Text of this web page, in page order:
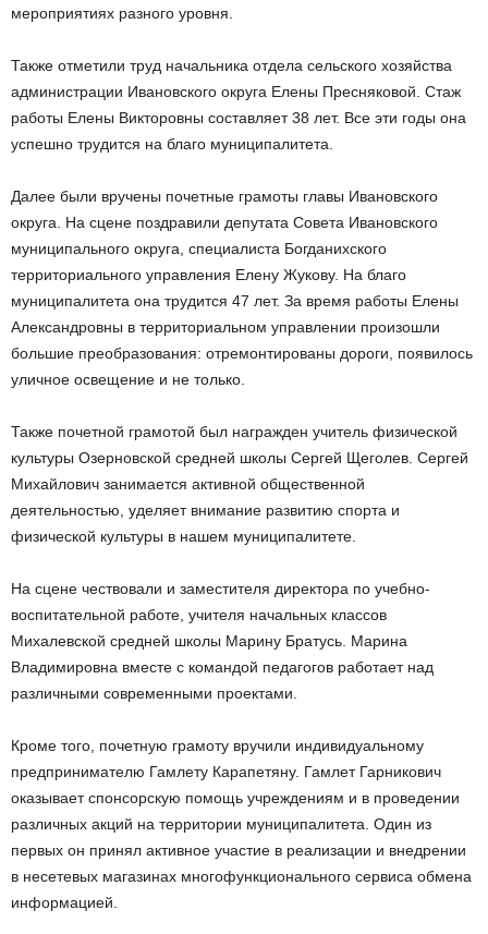
мероприятиях разного уровня.
Также отметили труд начальника отдела сельского хозяйства
администрации Ивановского округа Елены Пресняковой. Стаж
работы Елены Викторовны составляет 38 лет. Все эти годы она
успешно трудится на благо муниципалитета.
Далее были вручены почетные грамоты главы Ивановского
округа. На сцене поздравили депутата Совета Ивановского
муниципального округа, специалиста Богданихского
территориального управления Елену Жукову. На благо
муниципалитета она трудится 47 лет. За время работы Елены
Александровны в территориальном управлении произошли
большие преобразования: отремонтированы дороги, появилось
уличное освещение и не только.
Также почетной грамотой был награжден учитель физической
культуры Озерновской средней школы Сергей Щеголев. Сергей
Михайлович занимается активной общественной
деятельностью, уделяет внимание развитию спорта и
физической культуры в нашем муниципалитете.
На сцене чествовали и заместителя директора по учебно-
воспитательной работе, учителя начальных классов
Михалевской средней школы Марину Братусь. Марина
Владимировна вместе с командой педагогов работает над
различными современными проектами.
Кроме того, почетную грамоту вручили индивидуальному
предпринимателю Гамлету Карапетяну. Гамлет Гарникович
оказывает спонсорскую помощь учреждениям и в проведении
различных акций на территории муниципалитета. Один из
первых он принял активное участие в реализации и внедрении
в несетевых магазинах многофункционального сервиса обмена
информацией.